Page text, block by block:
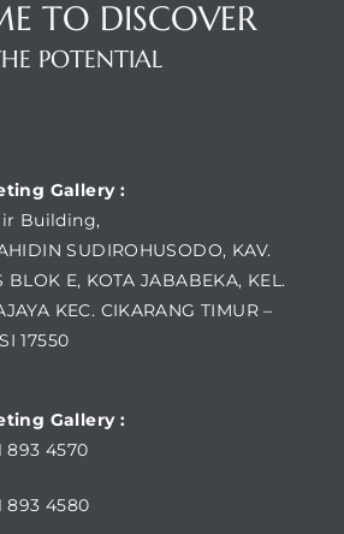
TO DISCOVER
POTENTIAL
Gallery :
Building,
SUDIROHUSODO, KAV.
BLOK E, KOTA JABABEKA, KEL.
KEC. CIKARANG TIMUR –
17550
Gallery :
893 4570
893 4580